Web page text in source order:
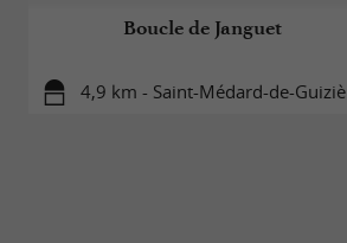
Boucle de Janguet
4,9 km - Saint-Médard-de-Guizières